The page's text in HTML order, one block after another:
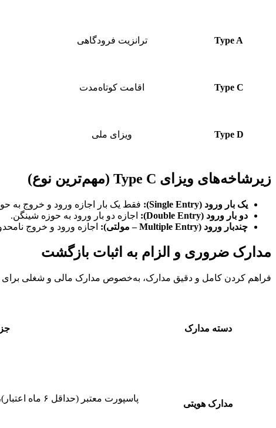
Type A ترانزیت فرودگاهی
Type C اقامت کوتاه‌مدت
Type D ویزای ملی
زیرشاخه‌های ویزای Type C (مهم‌ترین نوع)
یک بار ورود (Single Entry
): فقط یک بار اجازه ورود و خروج به
دو بار ورود (Double Entry
): اجازه دو بار ورود به حوزه شینگن.
چندبار ورود (Multiple Entry– مولتی): اجازه ورود و خروج نامحدود در طول دوره
مدارک ضروری و الزام به اثبات بازگشت
فراهم کردن کامل و دقیق مدارک، به‌خصوص مدارک مالی و شغلی برای
دسته مدارک
مدارک هویتی
پاسپورت